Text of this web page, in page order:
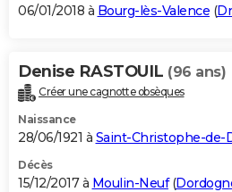
06/01/2018 à Bourg-lès-Valence (
Denise RASTOUIL (96 ans)
Créer une cagnotte obsèques
Naissance
28/06/1921 à Saint-Christophe-de-
Décès
15/12/2017 à Moulin-Neuf(